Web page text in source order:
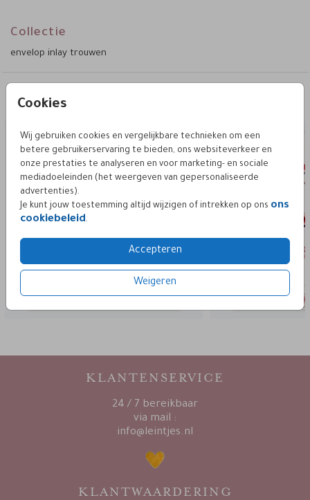
Cookies
Wij gebruiken cookies en vergelijkbare technieken om een
betere gebruikerservaring te bieden, ons websiteverkeer en
onze prestaties te analyseren en voor marketing- en sociale
mediadoeleinden (het weergeven van gepersonaliseerde
advertenties).
Je kunt jouw toestemming altijd wijzigen of intrekken op ons ons
cookiebeleid.
Accepteren
Weigeren
Collectie
envelop inlay trouwen
Deze vind je misschien ook leuk
KLANTENSERVICE
24 / 7 bereikbaar
via mail :
info@leintjes.nl
KLANTWAARDERING